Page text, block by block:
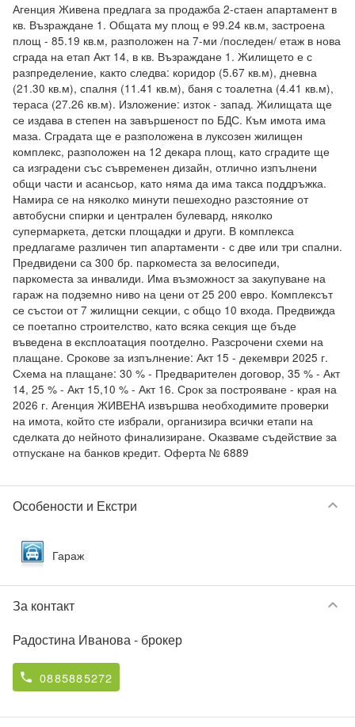
Агенция Живена предлага за продажба 2-стаен апартамент в
кв. Възраждане 1. Общата му площ е 99.24 кв.м, застроена
площ - 85.19 кв.м, разположен на 7-ми /последен/ етаж в нова
сграда на етап Акт 14, в кв. Възраждане 1. Жилището е с
разпределение, както следва: коридор (5.67 кв.м), дневна
(21.30 кв.м), спалня (11.41 кв.м), баня с тоалетна (4.41 кв.м),
тераса (27.26 кв.м). Изложение: изток - запад. Жилищата ще
се издава в степен на завършеност по БДС. Към имота има
маза. Сградата ще е разположена в луксозен жилищен
комплекс, разположен на 12 декара площ, като сградите ще
са изградени със съвременен дизайн, отлично изпълнени
общи части и асансьор, като няма да има такса поддръжка.
Намира се на няколко минути пешеходно разстояние от
автобусни спирки и централен булевард, няколко
супермаркета, детски площадки и други. В комплекса
предлагаме различен тип апартаменти - с две или три спални.
Предвидени са 300 бр. паркоместа за велосипеди,
паркоместа за инвалиди. Има възможност за закупуване на
гараж на подземно ниво на цени от 25 200 евро. Комплексът
се състои от 7 жилищни секции, с общо 10 входа. Предвижда
се поетапно строителство, като всяка секция ще бъде
въведена в експлоатация поотделно. Разсрочени схеми на
плащане. Срокове за изпълнение: Акт 15 - декември 2025 г.
Схема на плащане: 30 % - Предварителен договор, 35 % - Акт
14, 25 % - Акт 15,10 % - Акт 16. Срок за построяване - края на
2026 г. Агенция ЖИВЕНА извършва необходимите проверки
на имота, който сте избрали, организира всички етапи на
сделката до нейното финализиране. Оказваме съдействие за
Особености и Екстри keyboard_arrow_down
Гараж
За контакт keyboard_arrow_down
Радостина Иванова- брокер
phone 0885885272